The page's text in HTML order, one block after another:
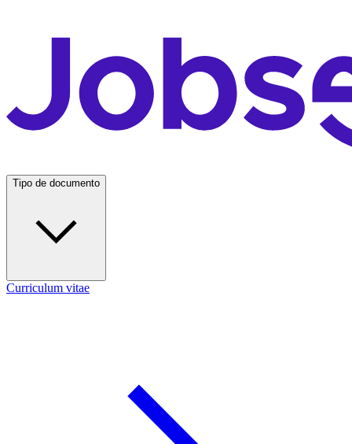
Tipo de documento
Curriculum vitae